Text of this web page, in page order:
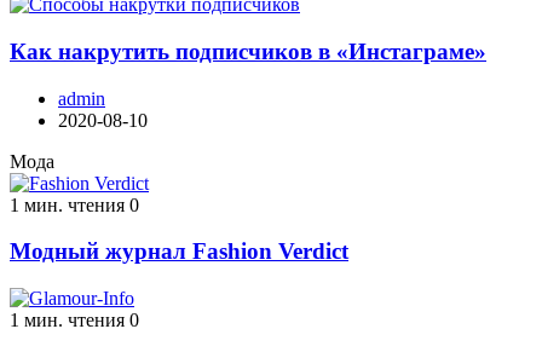
Как накрутить подписчиков в «Инстаграме»
admin
2020-08-10
Мода
1 мин. чтения 0
Модный журнал Fashion Verdict
1 мин. чтения 0